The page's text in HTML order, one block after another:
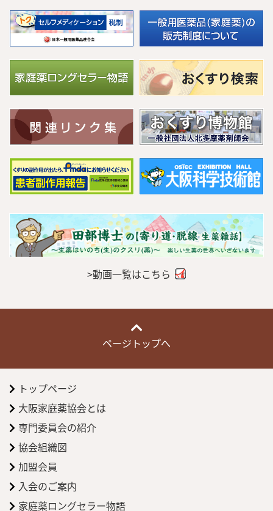
>動画一覧はこちら
ページトップへ
トップページ
大阪家庭薬協会とは
専門委員会の紹介
協会組織図
加盟会員
入会のご案内
家庭薬ロングセラー物語